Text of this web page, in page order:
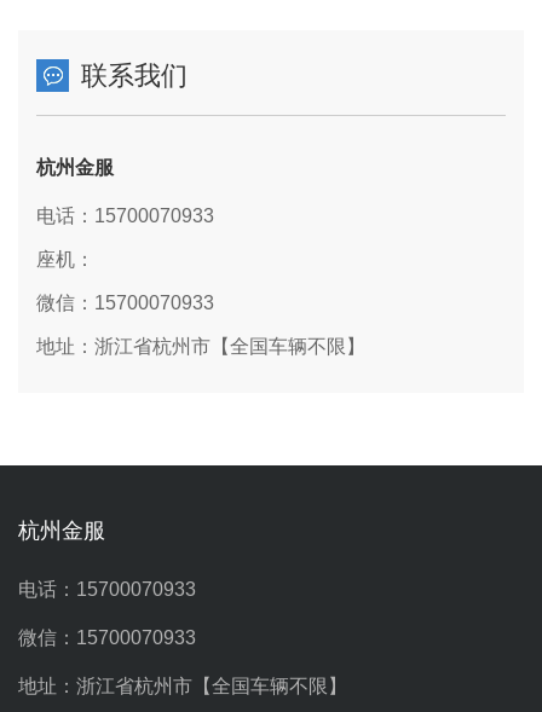
联系我们
杭州金服
电话：15700070933
座机：
微信：15700070933
地址：浙江省杭州市【全国车辆不限】
杭州金服
电话：15700070933
微信：15700070933
地址：浙江省杭州市【全国车辆不限】